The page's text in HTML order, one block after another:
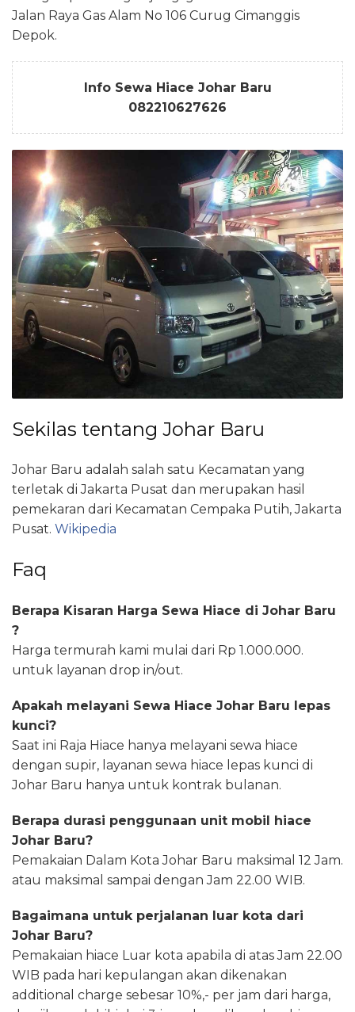
Jalan Raya Gas Alam No 106 Curug Cimanggis
Depok.
Info Sewa Hiace Johar Baru
082210627626
Sekilas tentang Johar Baru
Johar Baru adalah salah satu Kecamatan yang
terletak di Jakarta Pusat dan merupakan hasil
pemekaran dari Kecamatan Cempaka Putih, Jakarta
Pusat. Wikipedia
Faq
Berapa Kisaran Harga Sewa Hiace di Johar Baru
?
Harga termurah kami mulai dari Rp 1.000.000.
untuk layanan drop in/out.
Apakah melayani Sewa Hiace Johar Baru lepas
kunci?
Saat ini Raja Hiace hanya melayani sewa hiace
dengan supir, layanan sewa hiace lepas kunci di
Johar Baru hanya untuk kontrak bulanan.
Berapa durasi penggunaan unit mobil hiace
Johar Baru?
Pemakaian Dalam Kota Johar Baru maksimal 12 Jam.
atau maksimal sampai dengan Jam 22.00 WIB.
Bagaimana untuk perjalanan luar kota dari
Johar Baru?
Pemakaian hiace Luar kota apabila di atas Jam 22.00
WIB pada hari kepulangan akan dikenakan
additional charge sebesar 10%,- per jam dari harga,